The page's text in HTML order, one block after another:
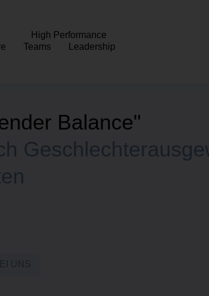
High Performance
Teams Leadership
Balance"
UNS